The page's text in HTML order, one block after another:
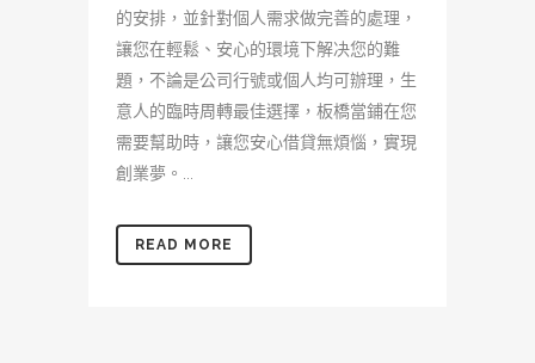
的安排，並針對個人需求做完善的處理，
讓您在輕鬆、安心的環境下解决您的難
題，不論是公司行號或個人均可辦理，生
意人的臨時周轉最佳選擇，板橋當鋪在您
需要幫助時，讓您安心借貸無煩惱，實現
創業夢。...
READ MORE